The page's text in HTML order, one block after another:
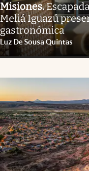
Misiones.
Meliá Iguazú
gastronómica
Luz De Sousa Quintas